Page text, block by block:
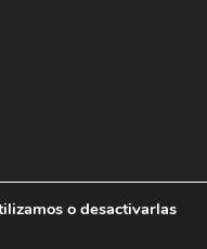
o desactivarlas